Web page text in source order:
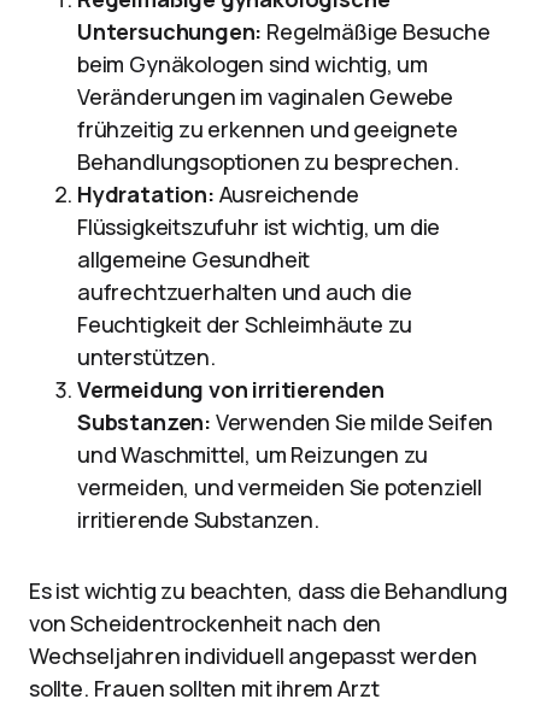
Untersuchungen: Regelmäßige Besuche
beim Gynäkologen sind wichtig, um
Veränderungen im vaginalen Gewebe
frühzeitig zu erkennen und geeignete
Behandlungsoptionen zu besprechen.
Hydratation: Ausreichende
Flüssigkeitszufuhr ist wichtig, um die
allgemeine Gesundheit
aufrechtzuerhalten und auch die
Feuchtigkeit der Schleimhäute zu
unterstützen.
Vermeidung von irritierenden
Substanzen: Verwenden Sie milde Seifen
und Waschmittel, um Reizungen zu
vermeiden, und vermeiden Sie potenziell
irritierende Substanzen.
Es ist wichtig zu beachten, dass die Behandlung
von Scheidentrockenheit nach den
Wechseljahren individuell angepasst werden
sollte. Frauen sollten mit ihrem Arzt